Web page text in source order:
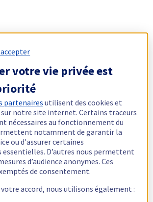
votre vie privée est
partenaires utilisent des cookies et
notre site internet. Certains traceurs
nécessaires au fonctionnement du
notamment de garantir la
ou d'assurer certaines
D’autres nous permettent
d’audience anonymes. Ces
de consentement.
votre accord, nous utilisons également :